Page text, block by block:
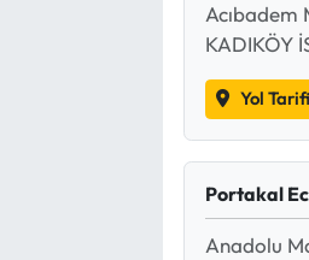
Acıbadem
KADIKÖY
Yol
Portakal
Anadolu